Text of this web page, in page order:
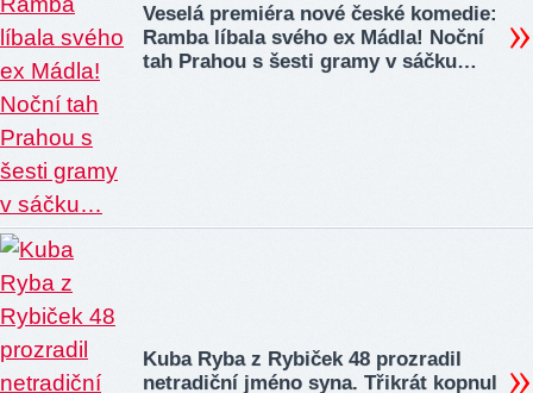
Veselá premiéra nové české komedie:
Ramba líbala svého ex Mádla! Noční
tah Prahou s šesti gramy v sáčku…
Kuba Ryba z Rybiček 48 prozradil
netradiční jméno syna. Třikrát kopnul